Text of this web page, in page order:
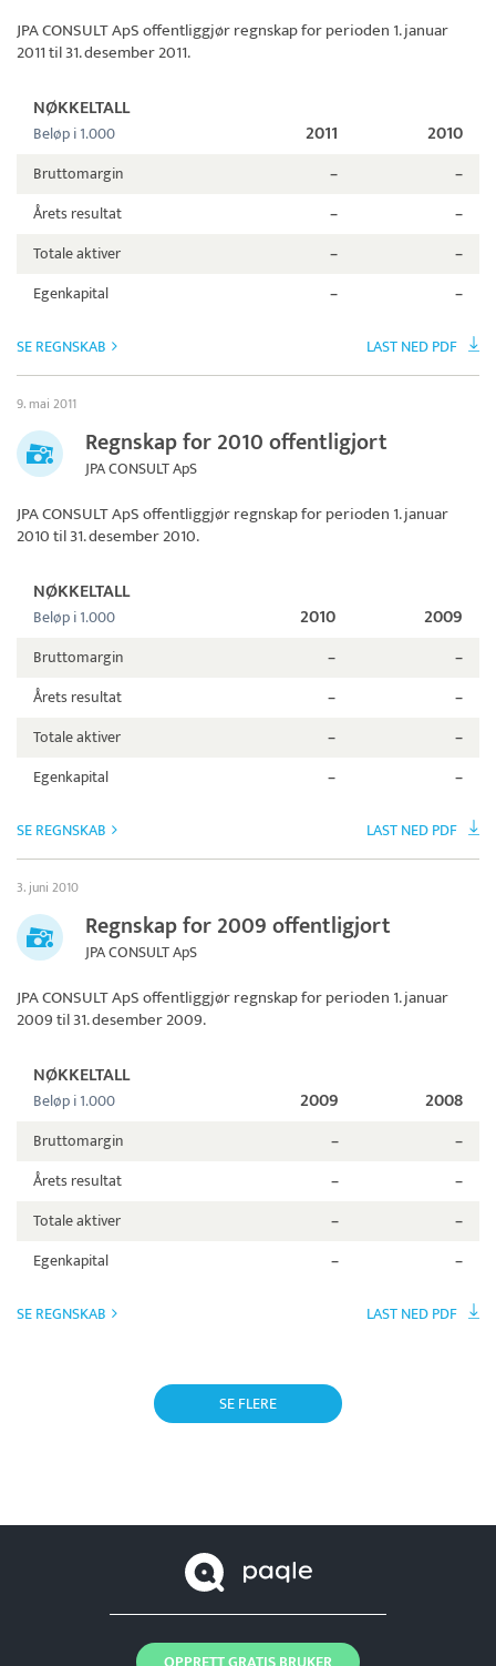
JPA CONSULT ApSoffentliggjør regnskap for perioden 1. januar
2011 til 31. desember 2011.
NØKKELTALL
Beløp i 1.000 2011 2010
Bruttomargin –
–
Årets resultat
–
–
Totale aktiver
–
–
Egenkapital
– –
SE REGNSKAB LAST NED PDF
9. mai 2011
Regnskap for 2010 offentligjort
JPA CONSULT ApS
JPA CONSULT ApSoffentliggjør regnskap for perioden 1. januar
2010 til 31. desember 2010.
NØKKELTALL
Beløp i 1.000 2010 2009
Bruttomargin –
–
Årets resultat
–
–
Totale aktiver
–
–
Egenkapital
– –
SE REGNSKAB LAST NED PDF
3. juni 2010
Regnskap for 2009 offentligjort
JPA CONSULT ApS
JPA CONSULT ApSoffentliggjør regnskap for perioden 1. januar
2009 til 31. desember 2009.
NØKKELTALL
Beløp i 1.000 2009 2008
Bruttomargin –
–
Årets resultat
–
–
Totale aktiver
–
–
Egenkapital
– –
SE REGNSKAB LAST NED PDF
SE FLERE